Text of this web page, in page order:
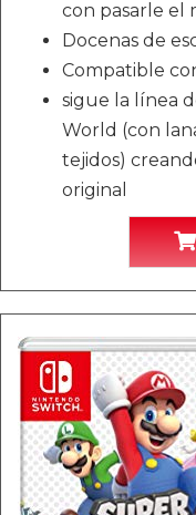
con pasarle el
Docenas de
Compatible
sigue la línea
World (con
tejidos)
original